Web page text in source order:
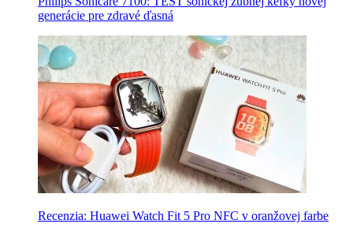
generácie pre zdravé ďasná
Recenzia: Huawei Watch Fit 5 Pro NFC v oranžovej farbe